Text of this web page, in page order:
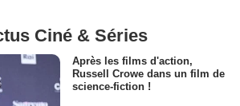
Ciné & Séries
Après les films d'action,
Russell Crowe dans un film de
science-fiction !